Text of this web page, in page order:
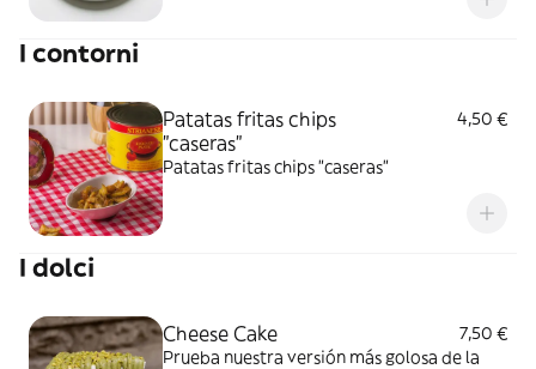
I contorni
Patatas fritas chips
"caseras"
4,50 €
Patatas fritas chips "caseras"
I dolci
Cheese Cake
7,50 €
Prueba nuestra versión más golosa de la